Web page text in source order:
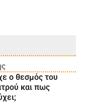
ο θεσμός του
και πως